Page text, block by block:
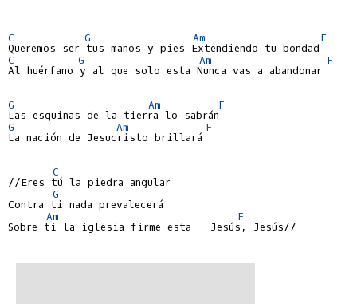
C G Am
F
C
G Am
F
Al huérfano y al que solo esta Nunca vas a abandonar
G Am
F
G
Am
F
La nación de Jesucristo brillará
C
//Eres tú la piedra angular
G
Contra ti nada prevalecerá
Am
F
Sobre ti la iglesia firme esta   Jesús, Jesús//